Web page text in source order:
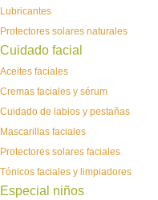
Lubricantes
Protectores solares naturales
Cuidado facial
Aceites faciales
Cremas faciales y sérum
Cuidado de labios y pestañas
Mascarillas faciales
Protectores solares faciales
Tónicos faciales y limpiadores
Especial niños